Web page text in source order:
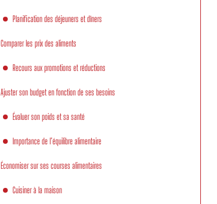
Planification des déjeuners et dîners
Comparer les prix des aliments
Recours aux promotions et réductions
Ajuster son budget en fonction de ses besoins
Évaluer son poids et sa santé
Importance de l’équilibre alimentaire
Économiser sur ses courses alimentaires
Cuisiner à la maison